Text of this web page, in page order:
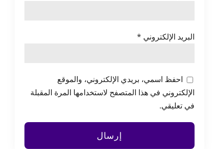
البريد الإلكتروني *
احفظ اسمي، بريدي الإلكتروني، والموقع
الإلكتروني في هذا المتصفح لاستخدامها المرة المقبلة
في تعليقي.